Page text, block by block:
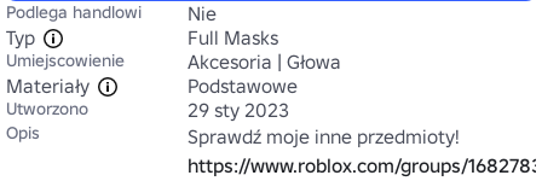
Podlega handlowi
Nie
Typ
Full Masks
Umiejscowienie
Akcesoria | Głowa
Materiały
Podstawowe
Utworzono 29 sty 2023
Opis
https://www.roblox.com/groups/